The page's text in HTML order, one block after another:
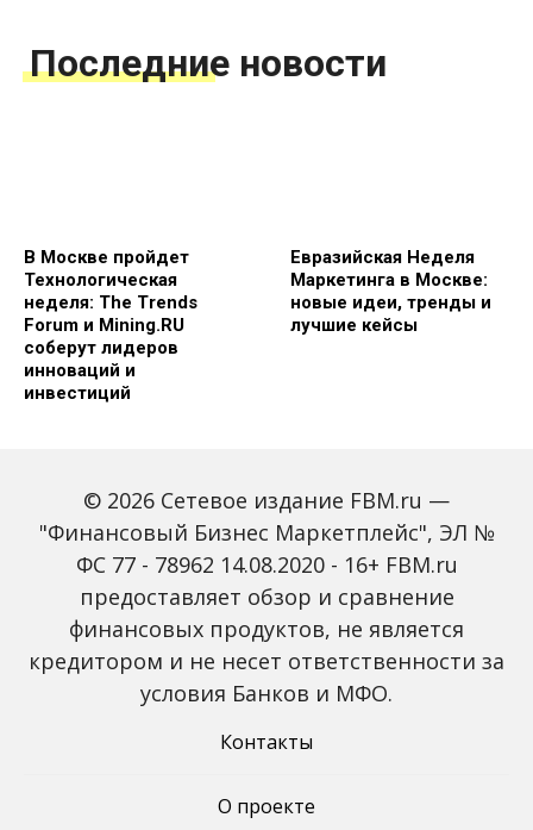
Последние новости
В Москве пройдет
Технологическая
неделя: The Trends
Forum и Mining.RU
соберут лидеров
инноваций и
инвестиций
Евразийская Неделя
Маркетинга в Москве:
новые идеи, тренды и
лучшие кейсы
Global Tech Forum: как
ИИ меняет бизнес и
открывает новые
4.0 меняет правила
игры в медиаиндустрии
© 2026 Сетевое издание FBM.ru —
"Финансовый Бизнес Маркетплейс", ЭЛ №
ФС 77 - 78962 14.08.2020 - 16+ FBM.ru
предоставляет обзор и сравнение
финансовых продуктов, не является
кредитором и не несет ответственности за
условия Банков и МФО.
Контакты
О проекте